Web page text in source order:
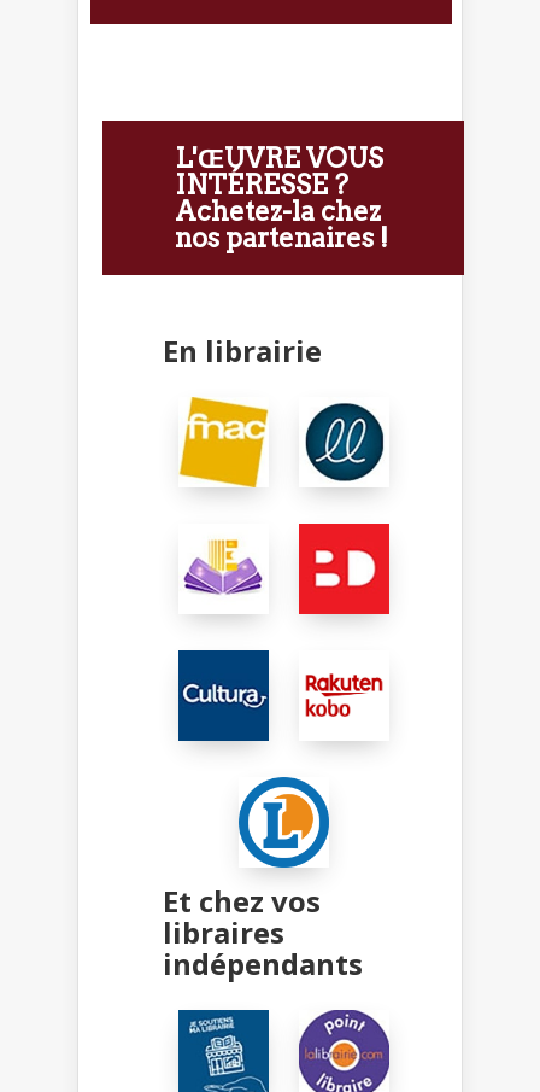
L'ŒUVRE VOUS
INTÉRESSE ?
Achetez-la chez
nos partenaires !
En librairie
Et chez vos
libraires
indépendants